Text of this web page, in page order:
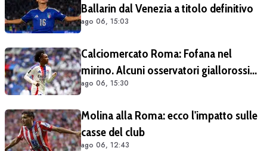
Ballarin dal Venezia a titolo definitivo
ago 06, 15:03
Calciomercato Roma: Fofana nel
mirino. Alcuni osservatori giallorossi
presenti nel match di Champions con il
ago 06, 15:30
Molina alla Roma: ecco l'impatto sulle
casse del club
ago 06, 12:43